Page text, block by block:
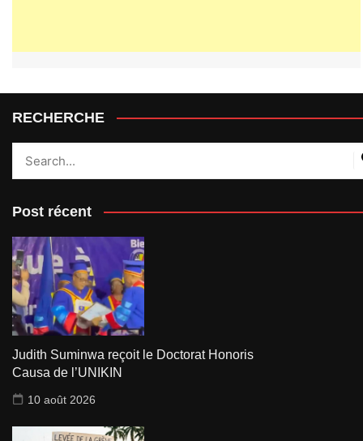
RECHERCHE
Post récent
Judith Suminwa reçoit le Doctorat Honoris
Causa de l’UNIKIN
10 août 2026